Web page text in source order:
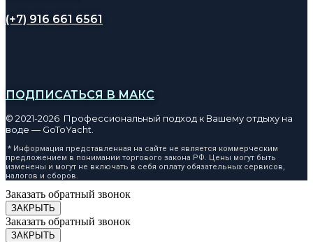
(+7) 916 661 6561
ПОДПИСАТЬСЯ В МАКС
© 2021-2026 Профессиональный подход к Вашему отдыху на
воде — GoToYacht.
* Информация представленная на сайте не является коммерческим
предложением в понимании торгового закона РФ. Цены могут быть
изменены и могут не включать в себя оплату обязательных сервисов,
налогов и сборов.
Заказать обратный звонок
ЗАКРЫТЬ
Заказать обратный звонок
ЗАКРЫТЬ